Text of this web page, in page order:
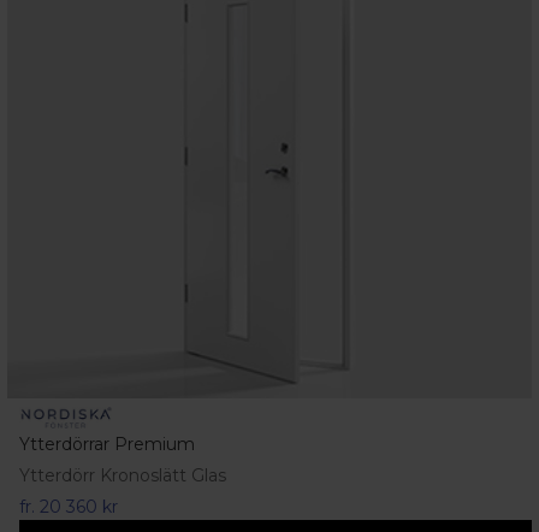
Ytterdörrar Premium
Ytterdörr Kronoslätt Glas
fr. 20 360 kr